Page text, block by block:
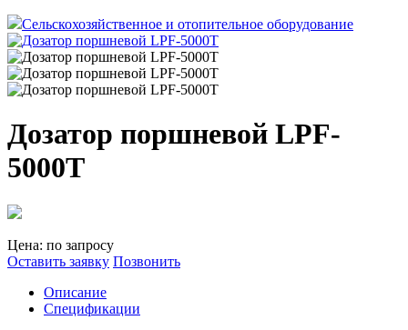
Сельскохозяйственное и отопительное оборудование
Дозатор поршневой LPF-
5000T
Цена: по запросу
Оставить заявку Позвонить
Описание
Спецификации